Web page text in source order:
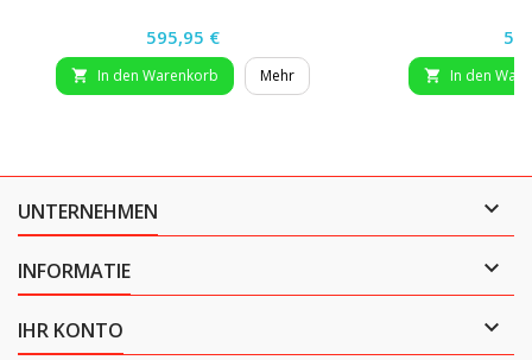
Preis
595,95 €
 In den Warenkorb Mehr  In den
UNTERNEHMEN 
INFORMATIE 
IHR KONTO 